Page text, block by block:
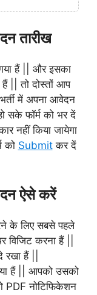
तारीख
हैं || और इसका
|| तो दोस्तों आप
में अपना आवेदन
सके फॉर्म को भर दें
नहीं किया जायेगा
को Submitकर दें
ऐसे करें
के लिए सबसे पहले
करना हैं ||
हैं ||
हैं || आपको उसको
PDF नोटिफिकेशन